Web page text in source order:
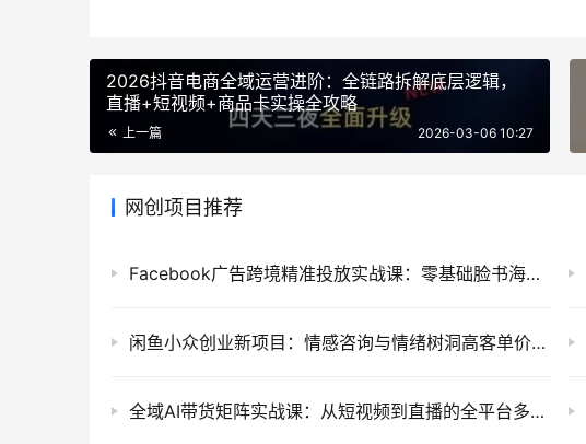
2026抖音电商全域运营进阶：全链路拆解底层逻辑，
直播+短视频+商品卡实操全攻略
上一篇 2026-03-06 10:27
网创项目推荐
Facebook广告跨境精准投放实战课：零基础脸书海外广告账户搭建、受众优化与稳定变现教程
闲鱼小众创业新项目：情感咨询与情绪树洞高客单价私域变现运营教程
全域AI带货矩阵实战课：从短视频到直播的全平台多矩阵运营破局指南